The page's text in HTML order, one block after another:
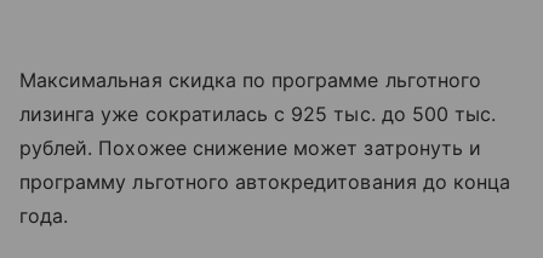
Максимальная скидка по программе льготного
лизинга уже сократилась с 925 тыс. до 500 тыс.
рублей. Похожее снижение может затронуть и
программу льготного автокредитования до конца
года.